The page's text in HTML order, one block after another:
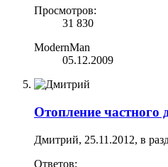
Просмотров:
31 830
ModernMan
05.12.2009
Отопление частного
Дмитрий, 25.11.2012, в
Ответов: